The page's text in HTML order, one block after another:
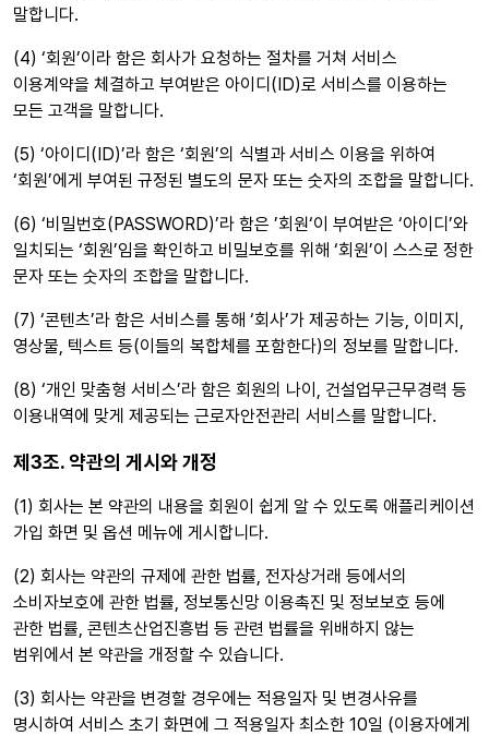
말합니다.
(4) ‘회원’이라 함은 회사가 요청하는 절차를 거쳐 서비스
이용계약을 체결하고 부여받은 아이디(ID)로 서비스를 이용하는
모든 고객을 말합니다.
(5) ‘아이디(ID)’라 함은 ‘회원’의 식별과 서비스 이용을 위하여
‘회원’에게 부여된 규정된 별도의 문자 또는 숫자의 조합을 말합니다.
(6) ‘비밀번호(PASSWORD)’라 함은 ’회원‘이 부여받은 ‘아이디’와
일치되는 ‘회원’임을 확인하고 비밀보호를 위해 ‘회원’이 스스로 정한
문자 또는 숫자의 조합을 말합니다.
(7) ‘콘텐츠’라 함은 서비스를 통해 ‘회사’가 제공하는 기능, 이미지,
영상물, 텍스트 등(이들의 복합체를 포함한다)의 정보를 말합니다.
(8) ‘개인 맞춤형 서비스’라 함은 회원의 나이, 건설업무근무경력 등
이용내역에 맞게 제공되는 근로자안전관리 서비스를 말합니다.
제3조. 약관의 게시와 개정
(1) 회사는 본 약관의 내용을 회원이 쉽게 알 수 있도록 애플리케이션
가입 화면 및 옵션 메뉴에 게시합니다.
(2) 회사는 약관의 규제에 관한 법률, 전자상거래 등에서의
소비자보호에 관한 법률, 정보통신망 이용촉진 및 정보보호 등에
관한 법률, 콘텐츠산업진흥법 등 관련 법률을 위배하지 않는
범위에서 본 약관을 개정할 수 있습니다.
(3) 회사는 약관을 변경할 경우에는 적용일자 및 변경사유를
명시하여 서비스 초기 화면에 그 적용일자 최소한 10일 (이용자에게